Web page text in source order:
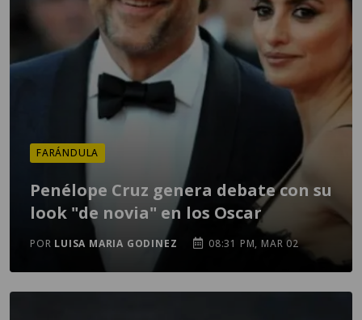
FARÁNDULA
Penélope Cruz genera debate con su
look "de novia" en los Oscar
POR LUISA MARIA GODINEZ 08:31 PM, MAR 02